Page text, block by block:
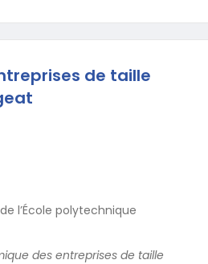
de taille
l’École polytechnique
des entreprises de taille